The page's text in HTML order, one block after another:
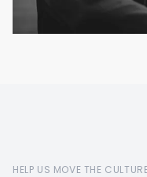
HELP US MOVE THE